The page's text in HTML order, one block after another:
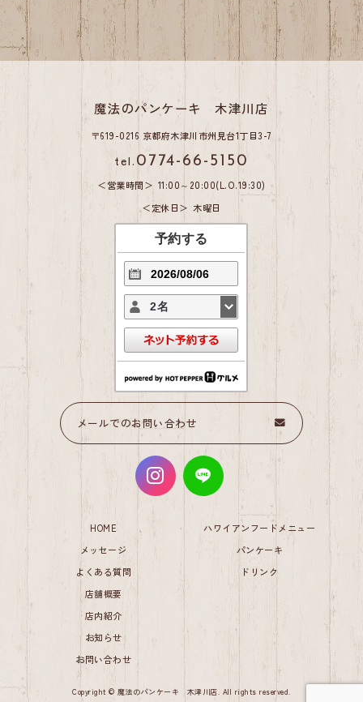
謹賀新年！ランチ cafe ディナーでお...
大晦日のランチ・カフェ